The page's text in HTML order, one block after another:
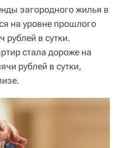
загородного жилья в
на уровне прошлого
рублей в сутки.
стала дороже на
рублей в сутки,